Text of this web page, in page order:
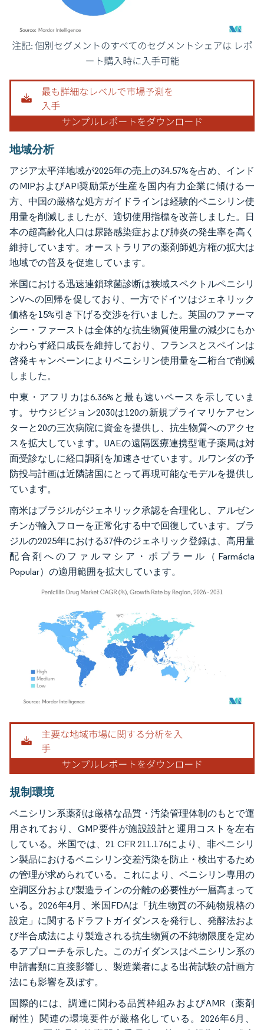
画像 © Mordor Intelligence。再利用にはCC BY 4.0の表示が必要です。
地域分析
アジア太平洋地域が2025年の売上の34.57%を占め、インド
のMIPおよびAPI奨励策が生産を国内有力企業に傾ける一
方、中国の厳格な処方ガイドラインは経験的ペニシリン使
用量を削減しましたが、適切使用指標を改善しました。日
本の超高齢化人口は尿路感染症および肺炎の発生率を高く
維持しています。オーストラリアの薬剤師処方権の拡大は
地域での普及を促進しています。
米国における迅速連鎖球菌診断は狭域スペクトルペニシリ
ンVへの回帰を促しており、一方でドイツはジェネリック
価格を15%引き下げる交渉を行いました。英国のファーマ
シー・ファーストは全体的な抗生物質使用量の減少にもか
かわらず経口成長を維持しており、フランスとスペインは
啓発キャンペーンによりペニシリン使用量を二桁台で削減
しました。
中東・アフリカは6.36%と最も速いペースを示していま
す。サウジビジョン2030は120の新規プライマリケアセン
ターと20の三次病院に資金を提供し、抗生物質へのアクセ
スを拡大しています。UAEの遠隔医療連携型電子薬局は対
面受診なしに経口調剤を加速させています。ルワンダの予
防投与計画は近隣諸国にとって再現可能なモデルを提供し
ています。
南米はブラジルがジェネリック承認を合理化し、アルゼン
チンが輸入フローを正常化する中で回復しています。ブラ
ジルの2025年における37件のジェネリック登録は、高用量
配合剤へのファルマシア・ポプラール（Farmácia
Popular）の適用範囲を拡大しています。
画像 © Mordor Intelligence。再利用にはCC BY 4.0の表示が必要です。
規制環境
ペニシリン系薬剤は厳格な品質・汚染管理体制のもとで運
用されており、GMP要件が施設設計と運用コストを左右
している。米国では、21 CFR 211.176により、非ペニシリ
ン製品におけるペニシリン交差汚染を防止・検出するため
の管理が求められている。これにより、ペニシリン専用の
空調区分および製造ラインの分離の必要性が一層高まって
いる。2026年4月、米国FDAは「抗生物質の不純物規格の
設定」に関するドラフトガイダンスを発行し、発酵法およ
び半合成法により製造される抗生物質の不純物限度を定め
るアプローチを示した。このガイダンスはペニシリン系の
申請書類に直接影響し、製造業者による出荷試験の計画方
法にも影響を及ぼす。
国際的には、調達に関わる品質枠組みおよびAMR（薬剤
耐性）関連の環境要件が厳格化している。2026年6月、